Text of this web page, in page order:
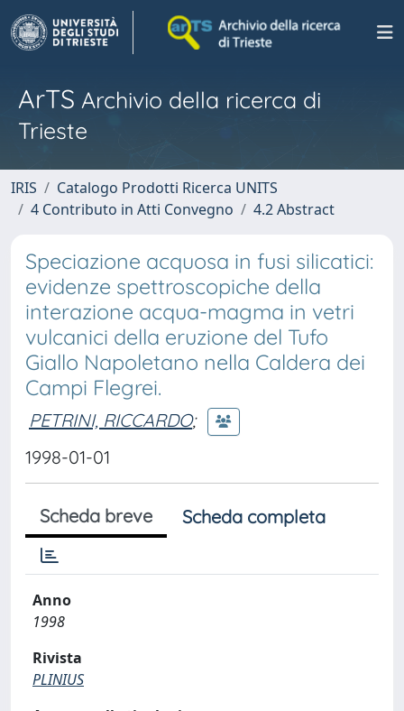
ArTS Archivio della ricerca di
Trieste
IRIS
Catalogo Prodotti Ricerca UNITS
4 Contributo in Atti Convegno
4.2 Abstract
Speciazione acquosa in fusi silicatici:
evidenze spettroscopiche della
interazione acqua-magma in vetri
vulcanici della eruzione del Tufo
Giallo Napoletano nella Caldera dei
Campi Flegrei.
PETRINI, RICCARDO;
1998-01-01
Scheda breve Scheda completa
Anno
1998
Rivista
PLINIUS